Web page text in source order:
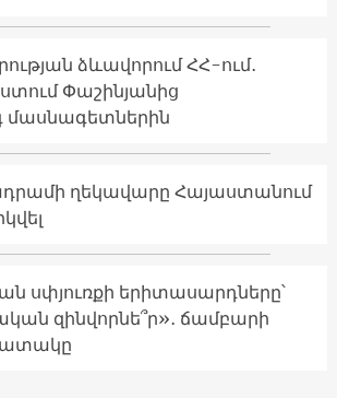
ձևավորում ՀՀ-ում․
Փաշինյանից
ղեկավարը Հայաստանում
սփյուռքի երիտասարդները՝
զինվորնե՞ր»․ ճամբարի